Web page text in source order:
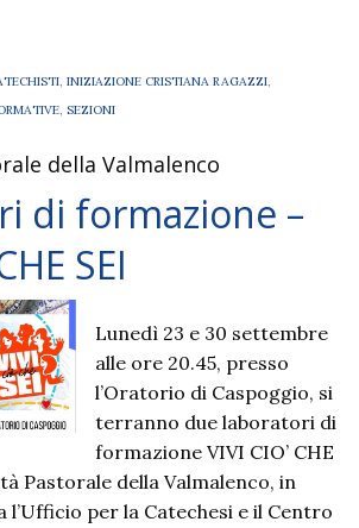
–
percorso
per
adulti,
giovani
e
catechisti
, INIZIAZIONE CRISTIANA RAGAZZI,
, SEZIONI
della Valmalenco
di formazione –
SEI
Lunedì 23 e 30 settembre
alle ore 20.45, presso
l’Oratorio di Caspoggio, si
terranno due laboratori di
formazione VIVI CIO’ CHE
Pastorale della Valmalenco, in
per la Catechesi e il Centro